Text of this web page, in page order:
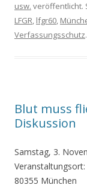
usw. veröffentlicht.
LFGR, lfgr60,
Verfassungsschutz.
Blut muss
Diskussion
Samstag, 3.
80355 München